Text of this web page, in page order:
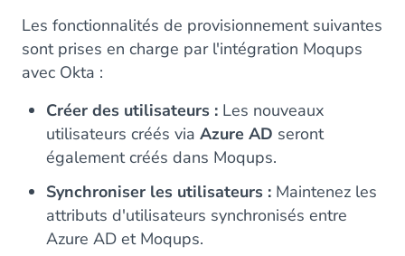
Les fonctionnalités de provisionnement suivantes
sont prises en charge par l'intégration Moqups
avec Okta :
Créer des utilisateurs : Les nouveaux
utilisateurs créés via Azure AD seront
également créés dans Moqups.
Synchroniser les utilisateurs : Maintenez les
attributs d'utilisateurs synchronisés entre
Azure AD et Moqups.